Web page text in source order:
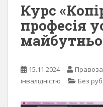
Курс
професія
15.11.2024
інвалідністю
Без